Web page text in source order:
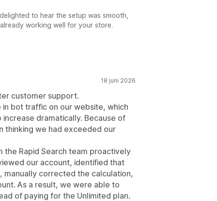
to hear the setup was smooth,
working well for your store.
18 juni 2026
customer support.
bot traffic on our website, which
dramatically. Because of
thinking we had exceeded our
the Rapid Search team proactively
our account, identified that
corrected the calculation,
As a result, we were able to
of paying for the Unlimited plan.